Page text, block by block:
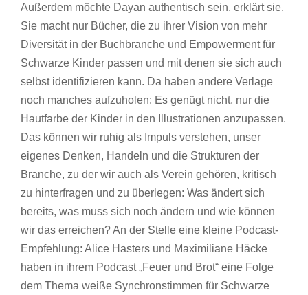
Außerdem möchte Dayan authentisch sein, erklärt sie.
Sie macht nur Bücher, die zu ihrer Vision von mehr
Diversität in der Buchbranche und Empowerment für
Schwarze Kinder passen und mit denen sie sich auch
selbst identifizieren kann. Da haben andere Verlage
noch manches aufzuholen: Es genügt nicht, nur die
Hautfarbe der Kinder in den Illustrationen anzupassen.
Das können wir ruhig als Impuls verstehen, unser
eigenes Denken, Handeln und die Strukturen der
Branche, zu der wir auch als Verein gehören, kritisch
zu hinterfragen und zu überlegen: Was ändert sich
bereits, was muss sich noch ändern und wie können
wir das erreichen? An der Stelle eine kleine Podcast-
Empfehlung: Alice Hasters und Maximiliane Häcke
haben in ihrem Podcast „Feuer und Brot“ eine Folge
dem Thema weiße Synchronstimmen für Schwarze